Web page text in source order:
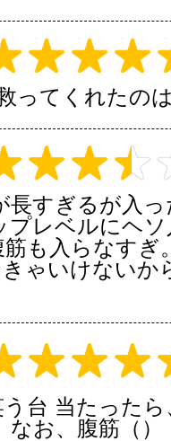
ってくれたの
長すぎるが入
プレベルにヘ
も入らなすぎ
ゃいけないか
台 当たった
お、腹筋（）